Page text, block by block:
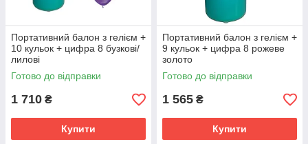
Портативний балон з гелієм +
10 кульок + цифра 8 бузкові/
лилові
Готово до відправки
1 710 ₴
Купити
Портативний балон з гелієм +
9 кульок + цифра 8 рожеве
золото
Готово до відправки
1 565 ₴
Купити